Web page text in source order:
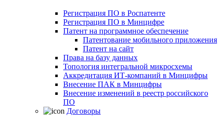
Регистрация ПО в Роспатенте
Регистрация ПО в Минцифре
Патент на программное обеспечение
Патентование мобильного приложения
Патент на сайт
Права на базу данных
Топология интегральной микросхемы
Аккредитация ИТ-компаний в Минцифры
Внесение ПАК в Минцифры
Внесение изменений в реестр российского
ПО
Договоры